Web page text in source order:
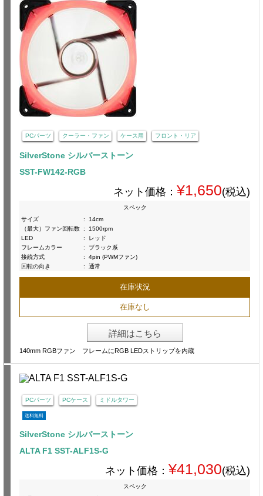
PCパーツ クーラー・ファン ケース用 フロント・リア
SilverStone シルバーストーン
SST-FW142-RGB
ネット価格： ¥1,650(税込)
スペック
サイズ
:
14cm
（最大）ファン回転数 :
1500rpm
LED
:
レッド
フレームカラー
:
ブラック系
接続方式
:
4pin (PWMファン)
回転の向き
: 通常
在庫状況
在庫なし
詳細はこちら
140mm RGBファン フレームにRGB LEDストリップを内蔵
PCパーツ PCケース ミドルタワー
送料無料
SilverStone シルバーストーン
ALTA F1 SST-ALF1S-G
ネット価格： ¥41,030(税込)
スペック